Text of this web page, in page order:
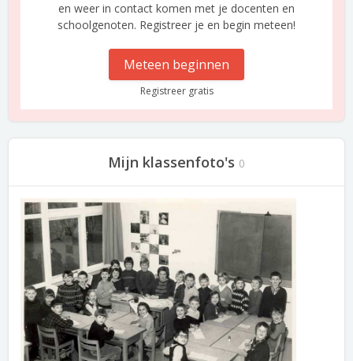
en weer in contact komen met je docenten en
schoolgenoten. Registreer je en begin meteen!
Meteen beginnen
Registreer gratis
Mijn klassenfoto's 0